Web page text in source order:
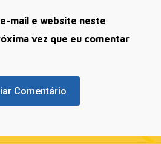
mail e website neste
vez que eu comentar